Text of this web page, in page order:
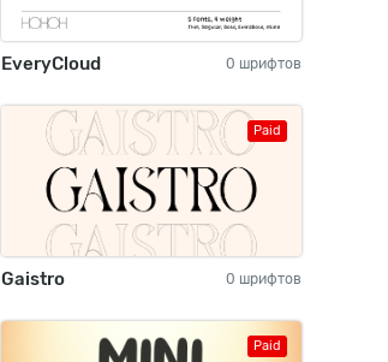
EveryCloud 0 шрифтов
Paid
Gaistro 0 шрифтов
Paid